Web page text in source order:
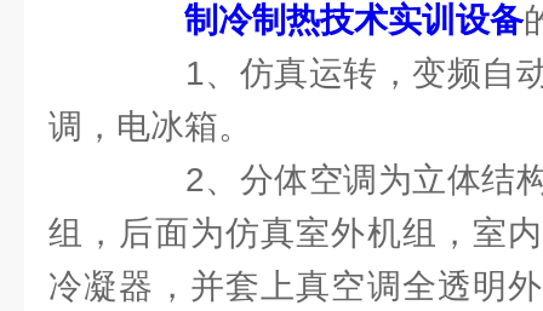
制冷制热技术实训设备
1、仿真运转，变频自动
调，电冰箱。
2、分体空调为立体结构
组，后面为仿真室外机组，室
冷凝器，并套上真空调全透明